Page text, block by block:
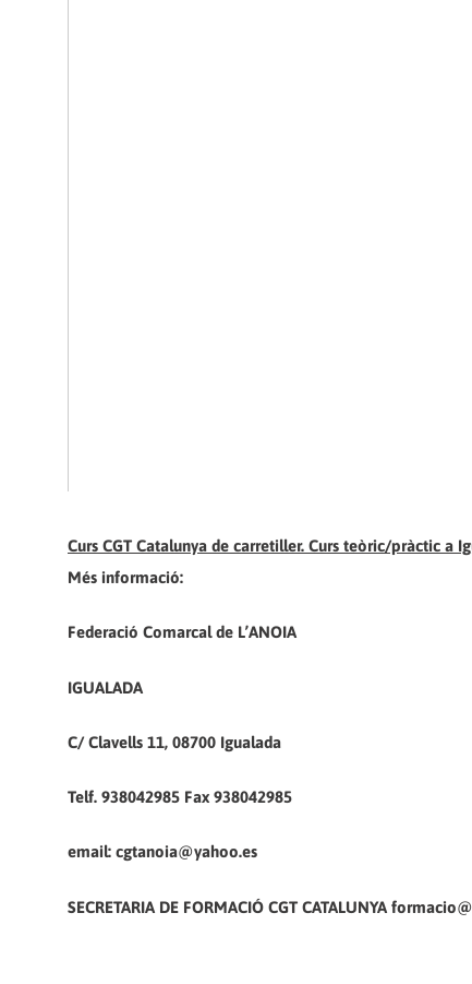
Curs CGT Catalunya de carretiller. Curs teòric/pràctic a
Més informació:
Federació Comarcal de L’ANOIA
IGUALADA
C/ Clavells 11, 08700 Igualada
Telf. 938042985 Fax 938042985
email: cgtanoia@yahoo.es
SECRETARIA DE FORMACIÓ CGT CATALUNYA